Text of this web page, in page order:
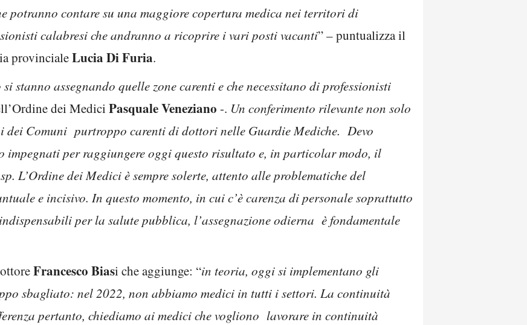
potranno contare su una maggiore copertura medica nei territori di
calabresi che andranno a ricoprire i vari posti vacanti” – puntualizza il
provincialeLucia Di Furia.
stanno assegnando quelle zone carenti e che necessitano di professionisti
dei Medici Pasquale Veneziano -. Un conferimento rilevante non solo
dei Comuni purtroppo carenti di dottori nelle Guardie Mediche. Devo
impegnati per raggiungere oggi questo risultato e, in particolar modo, il
L’Ordine dei Medici è sempre solerte, attento alle problematiche del
e incisivo. In questo momento, in cui c’è carenza di personale soprattutto
per la salute pubblica, l’assegnazione odierna è fondamentale
Francesco Biasi che aggiunge: “in teoria, oggi si implementano gli
sbagliato: nel 2022, non abbiamo medici in tutti i settori. La continuità
pertanto, chiediamo ai medici che vogliono lavorare in continuità